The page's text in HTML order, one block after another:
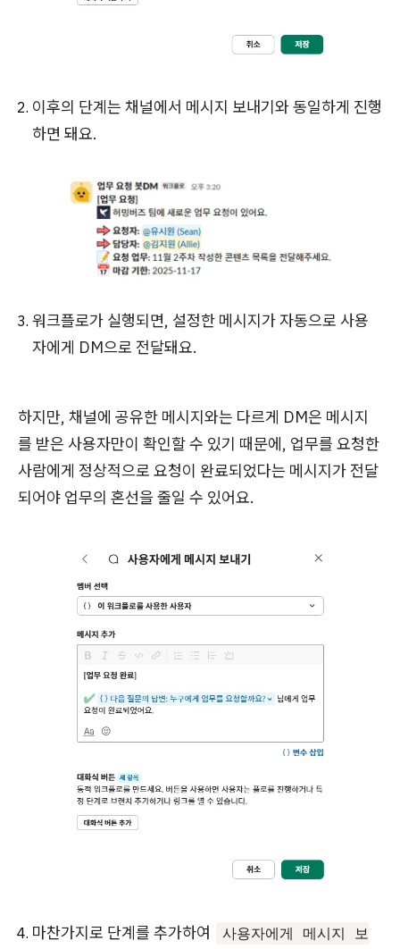
이후의 단계는 채널에서 메시지 보내기와 동일하게 진행
하면 돼요.
워크플로가 실행되면, 설정한 메시지가 자동으로 사용
자에게 DM으로 전달돼요.
하지만, 채널에 공유한 메시지와는 다르게 DM은 메시지
를 받은 사용자만이 확인할 수 있기 때문에, 업무를 요청한
사람에게 정상적으로 요청이 완료되었다는 메시지가 전달
되어야 업무의 혼선을 줄일 수 있어요.
마찬가지로 단계를 추가하여 사용자에게 메시지 보